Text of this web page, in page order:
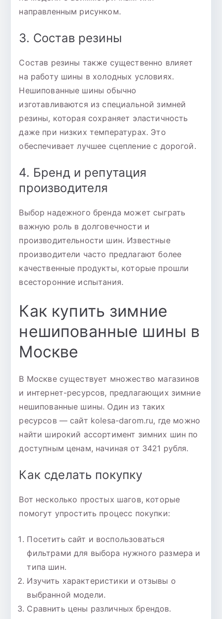
направленным рисунком.
3. Состав резины
Состав резины также существенно влияет
на работу шины в холодных условиях.
Нешипованные шины обычно
изготавливаются из специальной зимней
резины, которая сохраняет эластичность
даже при низких температурах. Это
обеспечивает лучшее сцепление с дорогой.
4. Бренд и репутация
производителя
Выбор надежного бренда может сыграть
важную роль в долговечности и
производительности шин. Известные
производители часто предлагают более
качественные продукты, которые прошли
всесторонние испытания.
Как купить зимние
нешипованные шины в
Москве
В Москве существует множество магазинов
и интернет-ресурсов, предлагающих зимние
нешипованные шины. Один из таких
ресурсов — сайт kolesa-darom.ru, где можно
найти широкий ассортимент зимних шин по
доступным ценам, начиная от 3421 рубля.
Как сделать покупку
Вот несколько простых шагов, которые
помогут упростить процесс покупки:
Посетить сайт и воспользоваться
фильтрами для выбора нужного размера и
типа шин.
Изучить характеристики и отзывы о
выбранной модели.
Сравнить цены различных брендов.